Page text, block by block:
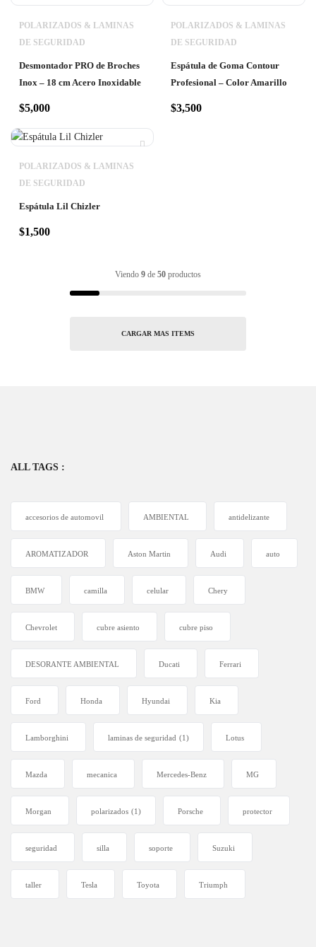
POLARIZADOS & LAMINAS
DE SEGURIDAD
Desmontador PRO de Broches
Inox – 18 cm Acero Inoxidable
$5,000
POLARIZADOS & LAMINAS
DE SEGURIDAD
Espátula de Goma Contour
Profesional – Color Amarillo
$3,500
POLARIZADOS & LAMINAS
DE SEGURIDAD
Espátula Lil Chizler
$1,500
Viendo 9 de 50 productos
CARGAR MAS ITEMS
ALL TAGS :
accesorios de automovil AMBIENTAL antidelizante
AROMATIZADOR Aston Martin Audi auto
BMW camilla celular Chery
Chevrolet cubre asiento cubre piso
DESORANTE AMBIENTAL Ducati Ferrari
Ford Honda Hyundai Kia
Lamborghini laminas de seguridad (1) Lotus
Mazda mecanica Mercedes-Benz MG
Morgan polarizados (1) Porsche protector
seguridad silla soporte Suzuki
taller Tesla Toyota Triumph